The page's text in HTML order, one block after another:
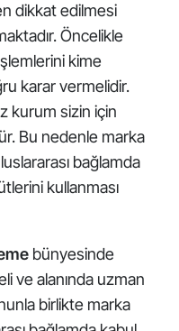
dikkat edilmesi
Öncelikle
kime
karar vermelidir.
kurum sizin için
Bu nedenle marka
bağlamda
kullanması
bünyesinde
ve alanında uzman
birlikte marka